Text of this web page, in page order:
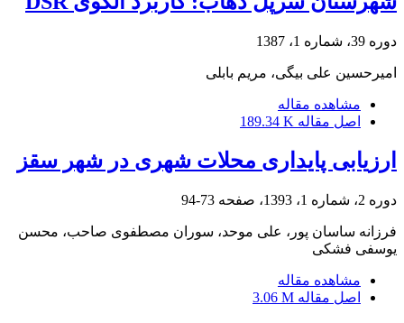
دوره 39، شماره 1، 1387
امیرحسین علی بیگی، مریم بابلی
مشاهده مقاله
اصل مقاله 189.34 K
ارزیابی پایداری محلات شهری در شهر سقز
دوره 2، شماره 1، 1393، صفحه 73-94
فرزانه ساسان پور، علی موحد، سوران مصطفوی صاحب، محسن
یوسفی فشکی
مشاهده مقاله
اصل مقاله 3.06 M